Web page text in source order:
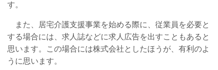
す。
また、居宅介護支援事業を始める際に、従業員を必要と
する場合には、求人誌などに求人広告を出すこともあると
思います。この場合には株式会社としたほうが、有利のよ
うに思います。